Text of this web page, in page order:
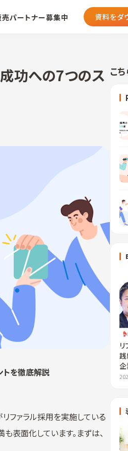
売パートナー募集中 資料をダ
成功への7つのス
トを徹底解説
ファラル採用を実施している
表面化しています。まずは、
こ